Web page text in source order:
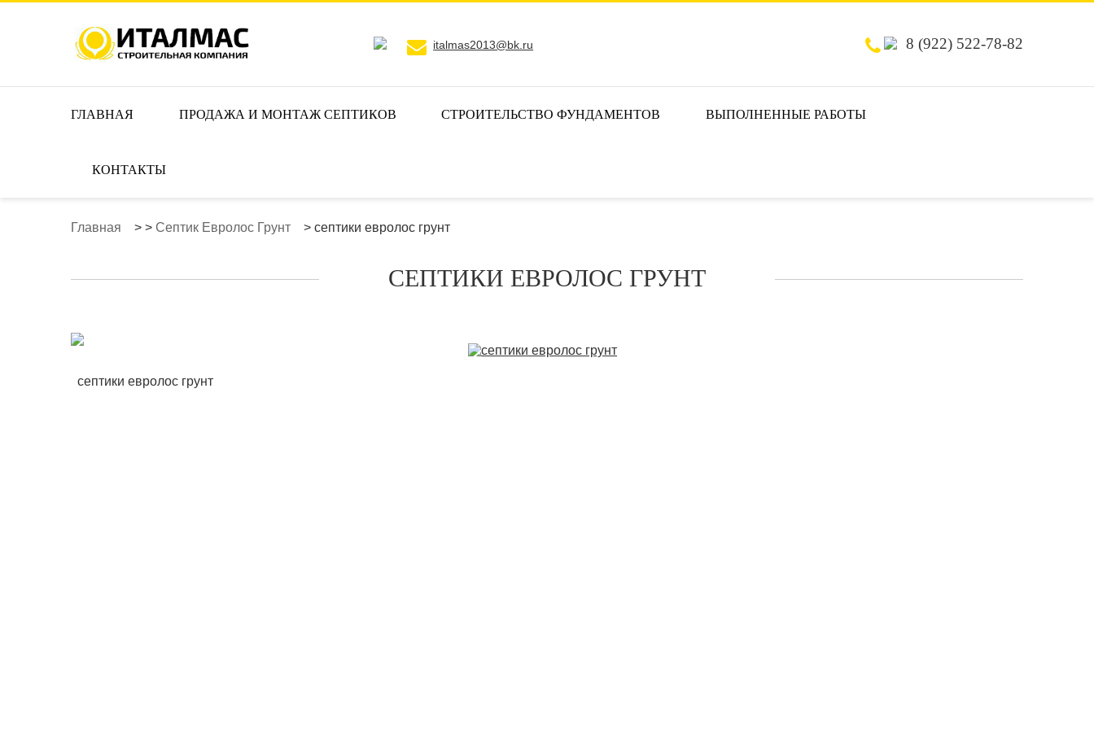
italmas2013@bk.ru 8 (922) 522-78-82
ГЛАВНАЯ ПРОДАЖА И МОНТАЖ СЕПТИКОВ СТРОИТЕЛЬСТВО ФУНДАМЕНТОВ ВЫПОЛНЕННЫЕ РАБОТЫ
КОНТАКТЫ
Главная > > Септик Евролос Грунт > септики евролос грунт
СЕПТИКИ ЕВРОЛОС ГРУНТ
септики евролос грунт